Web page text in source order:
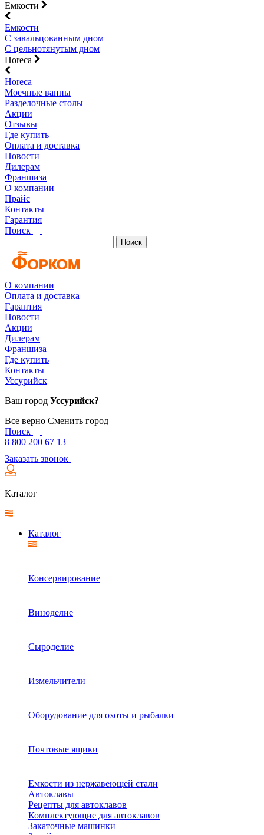
Емкости
Емкости
С завальцованным дном
С цельнотянутым дном
Horeca
Horeca
Моечные ванны
Разделочные столы
Акции
Отзывы
Где купить
Оплата и доставка
Новости
Дилерам
Франшиза
О компании
Прайс
Контакты
Гарантия
Поиск
Поиск
О компании
Оплата и доставка
Гарантия
Новости
Акции
Дилерам
Франшиза
Где купить
Контакты
Уссурийск
Ваш город Уссурийск?
Все верно Сменить город
Поиск
8 800 200 67 13
Заказать звонок
Каталог
Каталог
Консервирование
Виноделие
Сыроделие
Измельчители
Оборудование для охоты и рыбалки
Почтовые ящики
Емкости из нержавеющей стали
Автоклавы
Рецепты для автоклавов
Комплектующие для автоклавов
Закаточные машинки